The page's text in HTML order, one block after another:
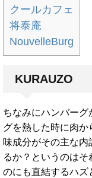
クールカフェ
将泰庵
NouvelleBurg
KURAUZO
ちなみにハンバー
グを熱した時に肉か
味成分がその主な内
るか？というのは
のにも直結するハズ